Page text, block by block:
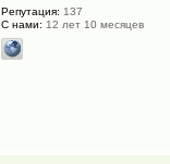
Репутация: 137
С нами: 12 лет 10 месяцев